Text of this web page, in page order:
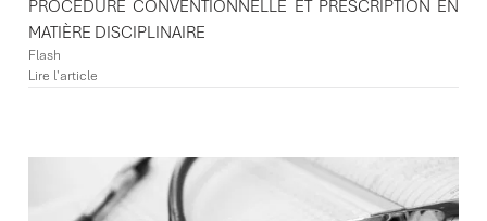
PROCÉDURE CONVENTIONNELLE ET PRESCRIPTION EN
MATIÈRE DISCIPLINAIRE
Flash
Lire l'article